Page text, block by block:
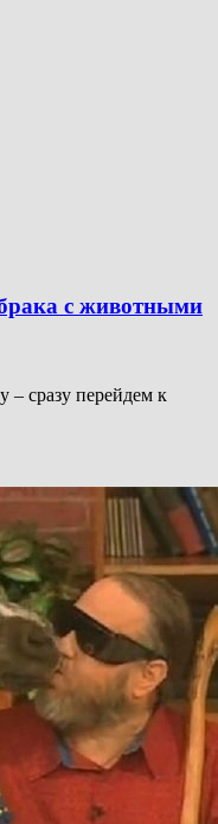
с животными
– сразу перейдем к